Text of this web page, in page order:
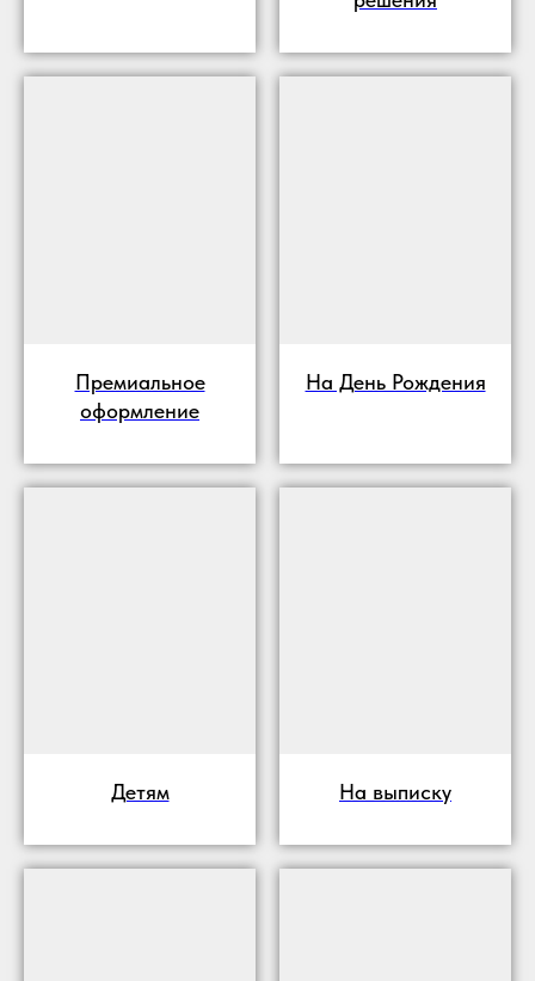
Премиальное
оформление
На День Рождения
Детям На выписку